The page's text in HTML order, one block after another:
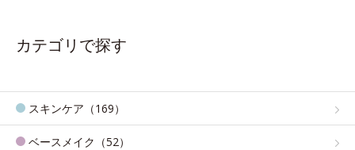
カテゴリで探す
スキンケア（169）
ベースメイク（52）